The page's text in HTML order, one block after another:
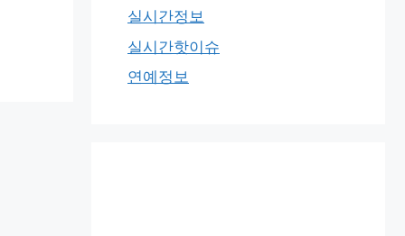
실시간정보
실시간핫이슈
연예정보